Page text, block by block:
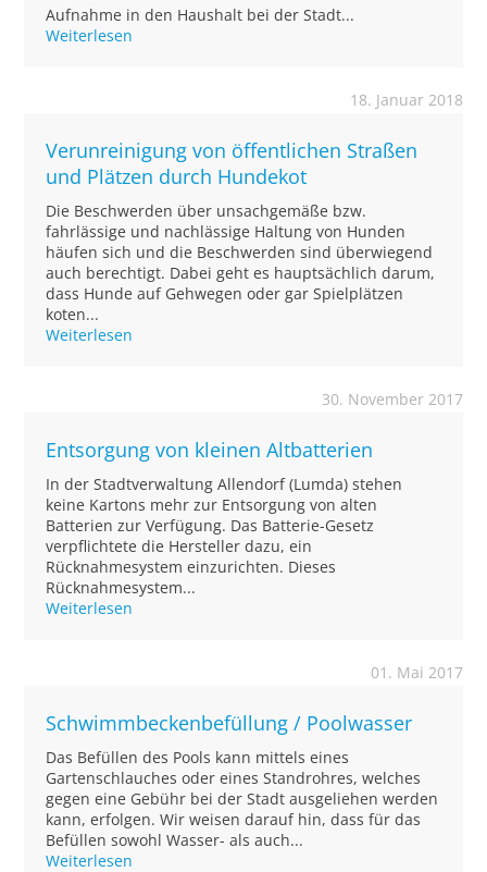
Aufnahme in den Haushalt bei der Stadt...
Weiterlesen
18. Januar 2018
Verunreinigung von öffentlichen Straßen
und Plätzen durch Hundekot
Die Beschwerden über unsachgemäße bzw.
fahrlässige und nachlässige Haltung von Hunden
häufen sich und die Beschwerden sind überwiegend
auch berechtigt. Dabei geht es hauptsächlich darum,
dass Hunde auf Gehwegen oder gar Spielplätzen
koten...
Weiterlesen
30. November 2017
Entsorgung von kleinen Altbatterien
In der Stadtverwaltung Allendorf (Lumda) stehen
keine Kartons mehr zur Entsorgung von alten
Batterien zur Verfügung. Das Batterie-Gesetz
verpflichtete die Hersteller dazu, ein
Rücknahmesystem einzurichten. Dieses
Rücknahmesystem...
Weiterlesen
01. Mai 2017
Schwimmbeckenbefüllung / Poolwasser
Das Befüllen des Pools kann mittels eines
Gartenschlauches oder eines Standrohres, welches
gegen eine Gebühr bei der Stadt ausgeliehen werden
kann, erfolgen. Wir weisen darauf hin, dass für das
Befüllen sowohl Wasser- als auch...
Weiterlesen